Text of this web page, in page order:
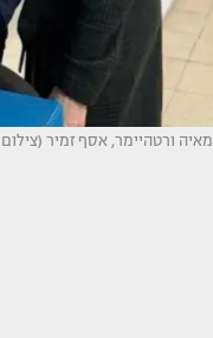
מאיה ורטהיימר, אסף זמיר